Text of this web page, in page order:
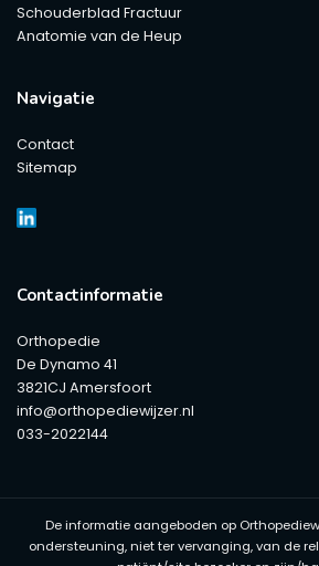
Schouderblad Fractuur
Anatomie van de Heup
Navigatie
Contact
Sitemap
Contactinformatie
Orthopedie
De Dynamo 41
3821CJ Amersfoort
info@orthopediewijzer.nl
033-2022144
De informatie aangeboden op
ondersteuning, niet ter vervanging, van de